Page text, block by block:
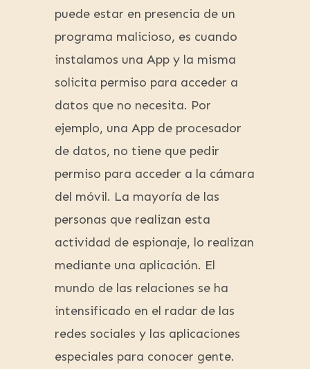
puede estar en presencia de un
programa malicioso, es cuando
instalamos una App y la misma
solicita permiso para acceder a
datos que no necesita. Por
ejemplo, una App de procesador
de datos, no tiene que pedir
permiso para acceder a la cámara
del móvil. La mayoría de las
personas que realizan esta
actividad de espionaje, lo realizan
mediante una aplicación. El
mundo de las relaciones se ha
intensificado en el radar de las
redes sociales y las aplicaciones
especiales para conocer gente.